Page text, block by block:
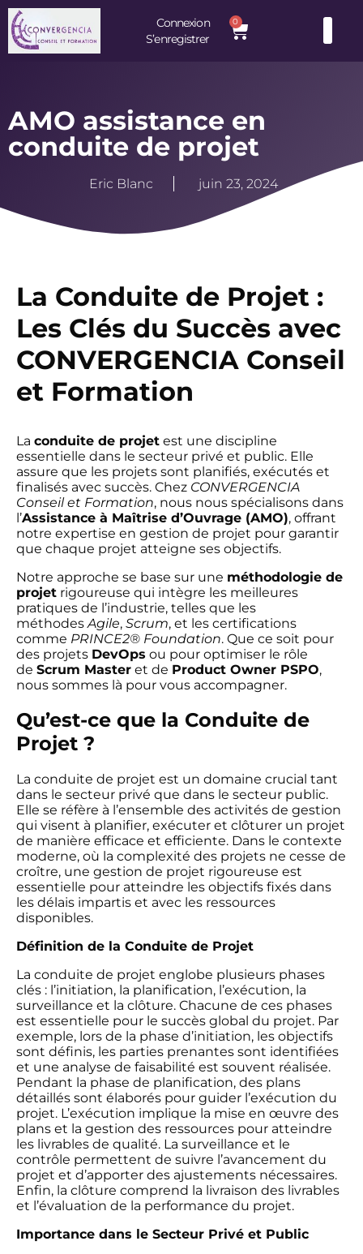
Connexion
S’enregistrer
0
AMO assistance en
conduite de projet
Eric Blanc juin 23, 2024
La Conduite de Projet :
Les Clés du Succès avec
CONVERGENCIA Conseil
et Formation
La conduite de projet est une discipline
essentielle dans le secteur privé et public. Elle
assure que les projets sont planifiés, exécutés et
finalisés avec succès. Chez CONVERGENCIA
Conseil et Formation, nous nous spécialisons dans
l’Assistance à Maîtrise d’Ouvrage (AMO), offrant
notre expertise en gestion de projet pour garantir
que chaque projet atteigne ses objectifs.
Notre approche se base sur une méthodologie de
projet rigoureuse qui intègre les meilleures
pratiques de l’industrie, telles que les
méthodes Agile, Scrum, et les certifications
comme PRINCE2® Foundation. Que ce soit pour
des projets DevOps ou pour optimiser le rôle
de Scrum Master et de Product Owner PSPO,
nous sommes là pour vous accompagner.
Qu’est-ce que la Conduite de
Projet ?
La conduite de projet est un domaine crucial tant
dans le secteur privé que dans le secteur public.
Elle se réfère à l’ensemble des activités de gestion
qui visent à planifier, exécuter et clôturer un projet
de manière efficace et efficiente. Dans le contexte
moderne, où la complexité des projets ne cesse de
croître, une gestion de projet rigoureuse est
essentielle pour atteindre les objectifs fixés dans
les délais impartis et avec les ressources
disponibles.
Définition de la Conduite de Projet
La conduite de projet englobe plusieurs phases
clés : l’initiation, la planification, l’exécution, la
surveillance et la clôture. Chacune de ces phases
est essentielle pour le succès global du projet. Par
exemple, lors de la phase d’initiation, les objectifs
sont définis, les parties prenantes sont identifiées
et une analyse de faisabilité est souvent réalisée.
Pendant la phase de planification, des plans
détaillés sont élaborés pour guider l’exécution du
projet. L’exécution implique la mise en œuvre des
plans et la gestion des ressources pour atteindre
les livrables de qualité. La surveillance et le
contrôle permettent de suivre l’avancement du
projet et d’apporter des ajustements nécessaires.
Enfin, la clôture comprend la livraison des livrables
et l’évaluation de la performance du projet.
Importance dans le Secteur Privé et Public